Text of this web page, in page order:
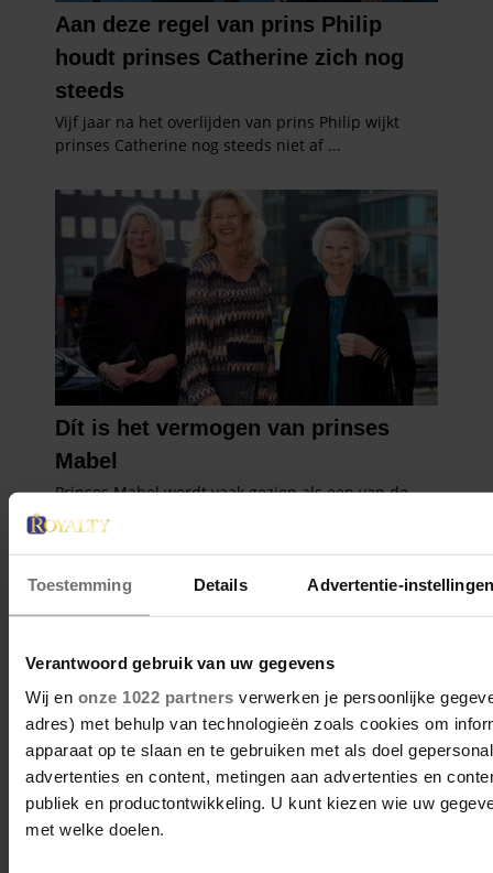
Toestemming Details Advertentie-instellingen
Verantwoord gebruik van uw gegevens
Wij en onze 1022 partners verwerken je persoonlijke
adres) met behulp van technologieën zoals cookies om
apparaat op te slaan en te gebruiken met als doel
advertenties en content, metingen aan advertenties en
publiek en productontwikkeling. U kunt kiezen wie uw
met welke doelen.